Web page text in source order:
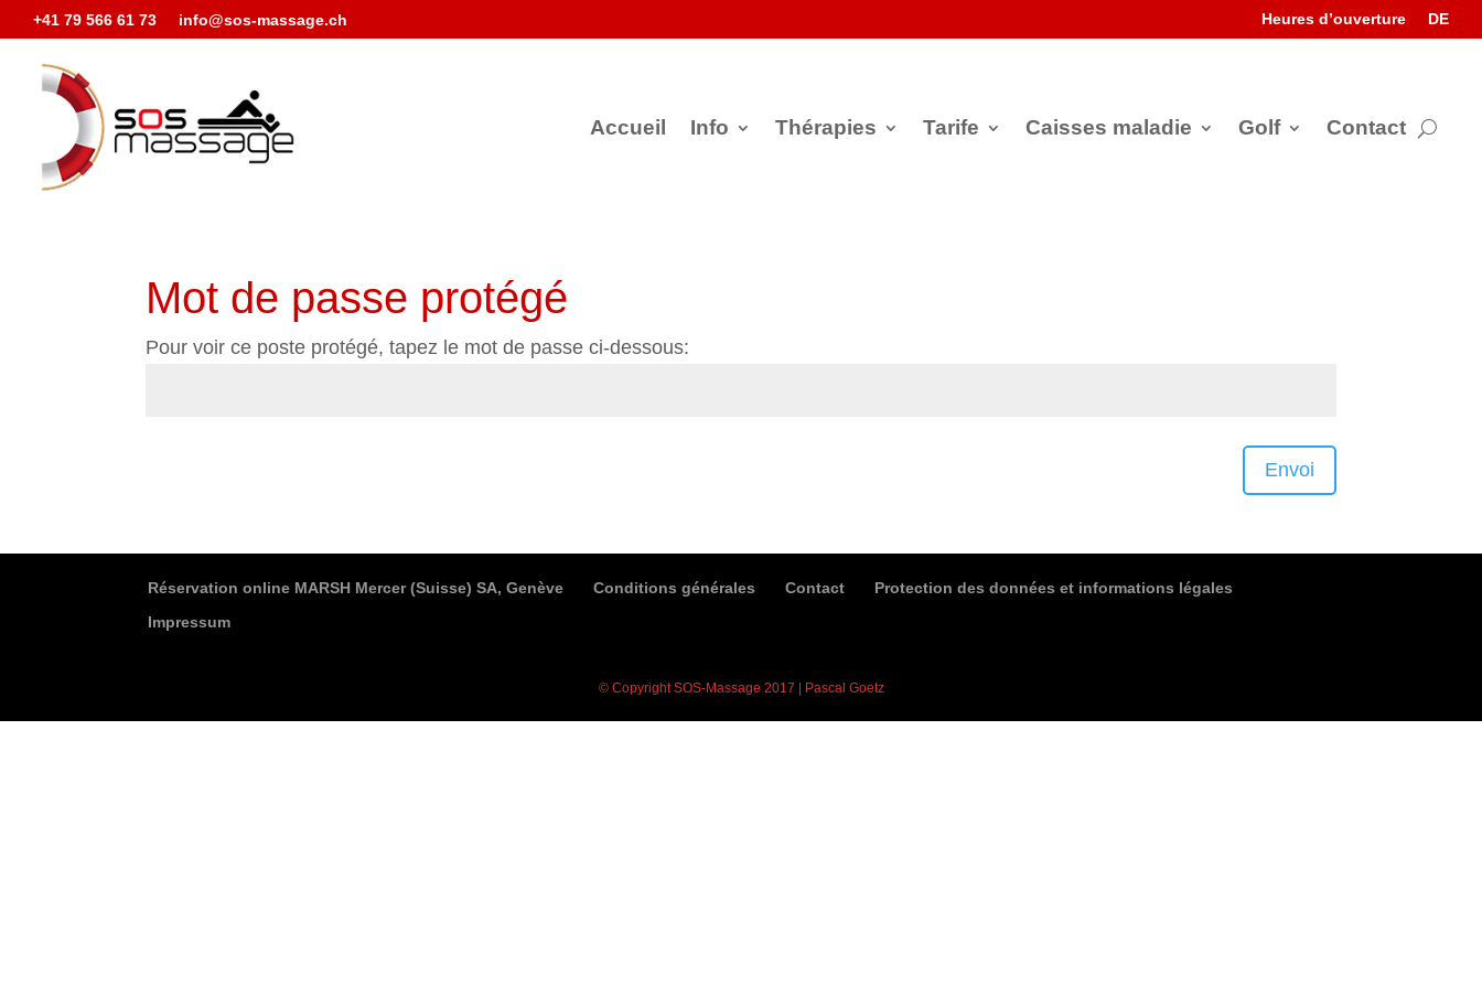
+41 79 566 61 73 info@sos-massage.ch Heures d’ouverture DE
Accueil Info Thérapies Tarife Caisses maladie Golf Contact
Mot de passe protégé
Pour voir ce poste protégé, tapez le mot de passe ci-dessous:
Envoi
Réservation online MARSH Mercer (Suisse) SA, Genève Conditions générales Contact
Protection des données et informations légales
Impressum
© Copyright SOS-Massage 2017 | Pascal Goetz